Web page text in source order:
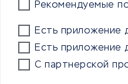
Рекомендуемые
Есть приложение
Есть приложение
С партнерской